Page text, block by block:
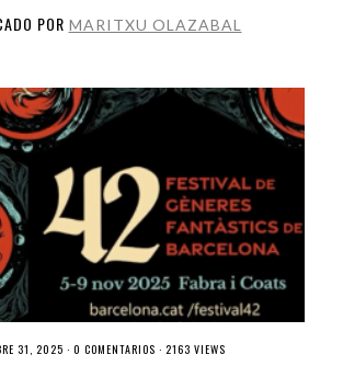
POR MARITXU OLAZABAL
31, 2025 · 0 COMENTARIOS · 2163 VIEWS